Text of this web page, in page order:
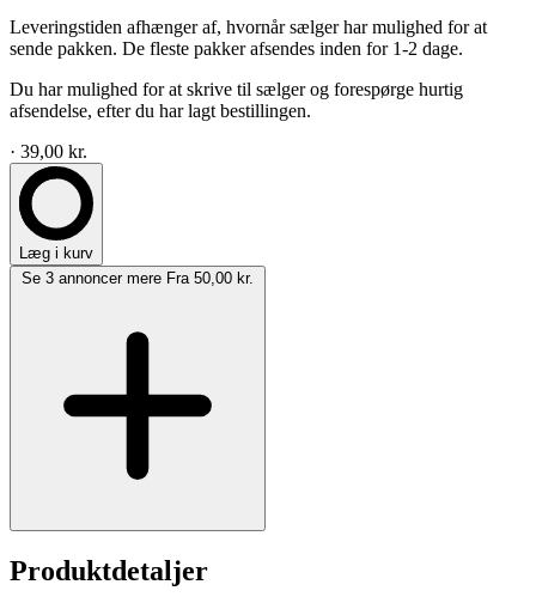
Leveringstiden afhænger af, hvornår sælger har mulighed for at
sende pakken. De fleste pakker afsendes inden for 1-2 dage.
Du har mulighed for at skrive til sælger og forespørge hurtig
afsendelse, efter du har lagt bestillingen.
· 39,00 kr.
Læg i kurv
Se 3 annoncer mere Fra 50,00 kr.
Produktdetaljer